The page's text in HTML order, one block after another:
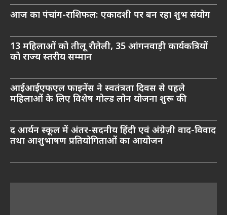
आज का पंचांग-राशिफल: एकादशी पर बन रहा शुभ संयोग
13 महिलाओं को तीलू रौतेली, 35 आंगनवाड़ी कार्यकत्रियों
को राज्य स्तरीय सम्मान
आईआईएफएल फाइनेंस ने स्वतंत्रता दिवस से पहले
महिलाओं के लिए विशेष गोल्ड लोन योजना शुरू की
द आर्यन स्कूल में अंतर-सदनीय हिंदी एवं अंग्रेज़ी वाद-विवाद
तथा आशुभाषण प्रतियोगिताओं का आयोजन